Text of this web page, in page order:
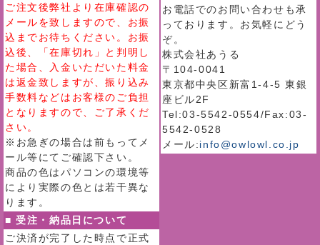
ご注文後弊社より在庫確認の
メールを致しますので、お振
込までお待ちください。お振
込後、「在庫切れ」と判明し
た場合、入金いただいた料金
は返金致しますが、振り込み
手数料などはお客様のご負担
となりますので、ご了承くだ
さい。
※お急ぎの場合は前もってメ
ール等にてご確認下さい。
商品の色はパソコンの環境等
により実際の色とは若干異な
ります。
■ 受注・納品日について
ご決済が完了した時点で正式
お電話でのお問い合わせも承
っております。お気軽にどう
ぞ。
株式会社あうる
〒104-0041
東京都中央区新富1-4-5 東銀
座ビル2F
Tel:03-5542-0554/Fax:03-
5542-0528
メール:info@owlowl.co.jp